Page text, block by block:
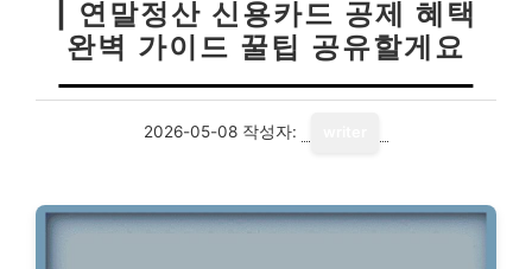
| 연말정산 신용카드 공제 혜택
완벽 가이드 꿀팁 공유할게요
2026-05-08 작성자: